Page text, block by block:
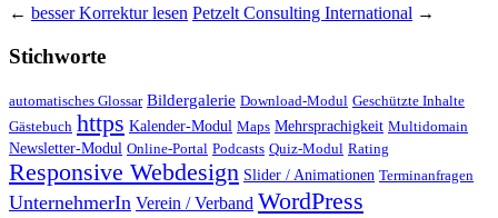
← besser Korrektur lesen Petzelt Consulting International →
Stichworte
automatisches Glossar Bildergalerie Download-Modul Geschützte Inhalte
Gästebuch https Kalender-Modul Maps Mehrsprachigkeit Multidomain
Newsletter-Modul Online-Portal Podcasts Quiz-Modul Rating
Responsive Webdesign Slider / Animationen Terminanfragen
UnternehmerIn Verein / Verband WordPress